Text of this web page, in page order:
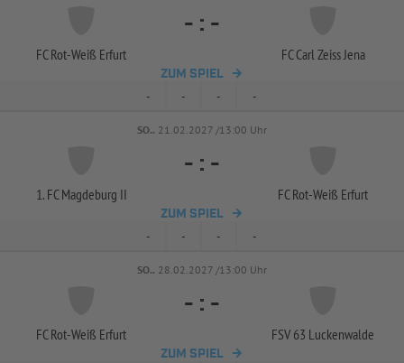
FC Rot-Weiß Erfurt
- : -
FC Carl Zeiss Jena
ZUM SPIEL
- - - -
SO.. 21.02.2027 /13:00 Uhr
1. FC Magdeburg II
- : -
FC Rot-Weiß Erfurt
ZUM SPIEL
- - - -
SO.. 28.02.2027 /13:00 Uhr
FC Rot-Weiß Erfurt
- : -
FSV 63 Luckenwalde
ZUM SPIEL